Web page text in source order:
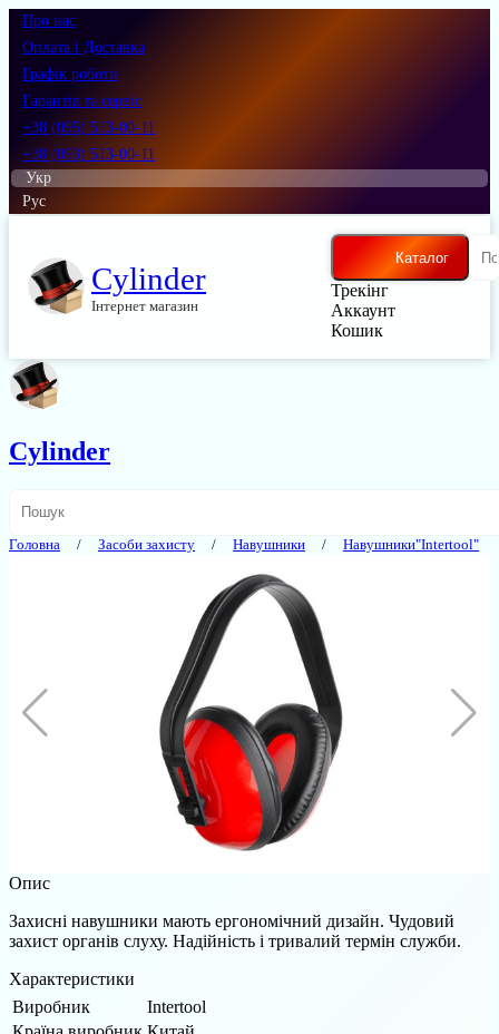
Про нас
Оплата і Доставка
Графік роботи
Гарантія та сервіс
+38 (095) 513-00-11
+38 (093) 513-00-11
Укр
Рус
Cylinder
Інтернет магазин
Каталог
Трекінг
Аккаунт
Кошик
Cylinder
Головна Засоби захисту Навушники Навушники"Intertool"
Опис
Захисні навушники мають ергономічний дизайн. Чудовий
захист органів слуху. Надійність і тривалий термін служби.
Характеристики
Виробник
Intertool